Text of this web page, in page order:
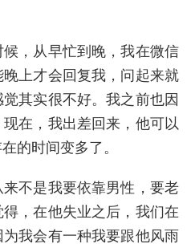
，从早忙到晚，我在微信
晚上才会回复我，问起来就
其实很不好。我之前也因
在，我出差回来，他可以
的时间变多了。
不是我要依靠男性，要老
，在他失业之后，我们在
我会有一种我要跟他风雨